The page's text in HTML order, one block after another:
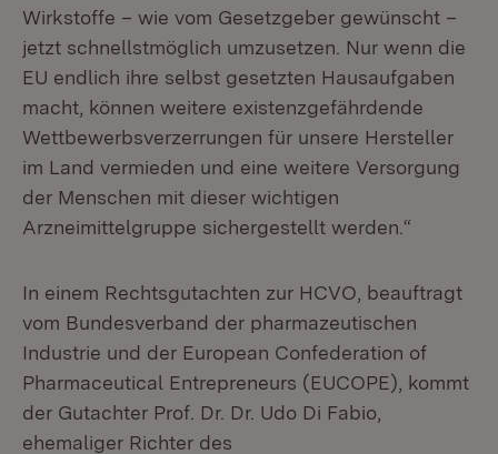
Wirkstoffe – wie vom Gesetzgeber gewünscht –
jetzt schnellstmöglich umzusetzen. Nur wenn die
EU endlich ihre selbst gesetzten Hausaufgaben
macht, können weitere existenzgefährdende
Wettbewerbsverzerrungen für unsere Hersteller
im Land vermieden und eine weitere Versorgung
der Menschen mit dieser wichtigen
Arzneimittelgruppe sichergestellt werden.“
In einem Rechtsgutachten zur HCVO, beauftragt
vom Bundesverband der pharmazeutischen
Industrie und der European Confederation of
Pharmaceutical Entrepreneurs (EUCOPE), kommt
der Gutachter Prof. Dr. Dr. Udo Di Fabio,
ehemaliger Richter des